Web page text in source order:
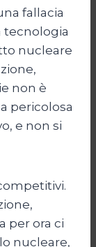
fallacia
tecnologia
nucleare
non è
pericolosa
e non si
per ora ci
nucleare,